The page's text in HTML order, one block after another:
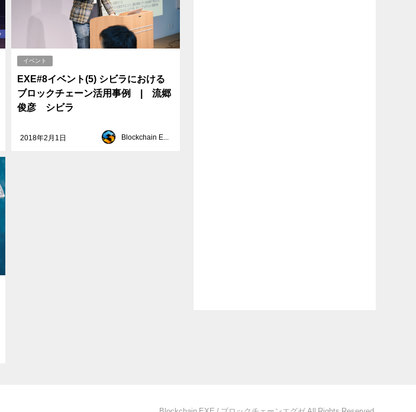
イベント
EXE#8イベント(5) シビラにおける
ブロックチェーン活用事例 | 流郷
俊彦 シビラ
2018年2月1日 Blockchain EXE